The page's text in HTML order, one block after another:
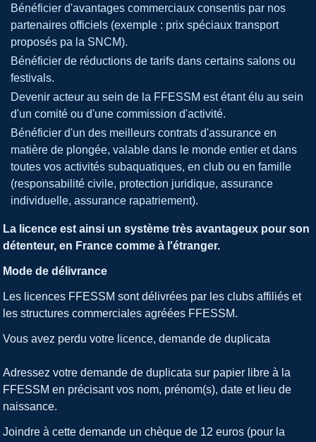
Bénéficier d'avantages commerciaux consentis par nos
partenaires officiels (exemple : prix spéciaux transport
proposés pa la SNCM).
Bénéficier de réductions de tarifs dans certains salons ou
festivals.
Devenir acteur au sein de la FFESSM est étant élu au sein
d'un comité ou d'une commission d'activité.
Bénéficier d'un des meilleurs contrats d'assurance en
matière de plongée, valable dans le monde entier et dans
toutes vos activités subaquatiques, en club ou en famille
(responsabilité civile, protection juridique, assurance
individuelle, assurance rapatriement).
La licence est ainsi un système très avantageux pour son
détenteur, en France comme à l'étranger.
Mode de délivrance
Les licences FFESSM sont délivrées par les clubs affiliés et
les structures commerciales agréées FFESSM.
Vous avez perdu votre licence, demande de duplicata
Adressez votre demande de duplicata sur papier libre à la
FFESSM en précisant vos nom, prénom(s), date et lieu de
naissance.
Joindre à cette demande un chèque de 12 euros (pour la